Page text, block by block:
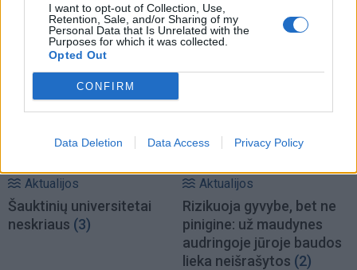
I want to opt-out of Collection, Use,
Retention, Sale, and/or Sharing of my
Personal Data that Is Unrelated with the
Purposes for which it was collected.
Opted Out
CONFIRM
Data Deletion Data Access Privacy Policy
žodis: kodėl jie smurtą
paverčia reginiu?
tragedijų neapsaugo,
norima griežtinti
įstatymus
Aktualijos
Šauktinių universitetai
neskriaus (3)
Aktualijos
Rizikuoja gyvybe, bet ne
pinigine: už maudynes
audringoje jūroje baudos
lieka neišrašytos (2)